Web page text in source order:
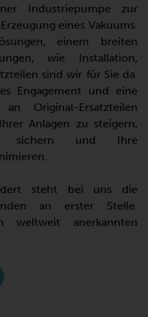
Industriepumpe zur
eines Vakuums.
einem breiten
wie Installation,
sind wir für Sie da.
Engagement und eine
Original-Ersatzteilen
Anlagen zu steigern,
sichern und Ihre
steht bei uns die
an erster Stelle.
weltweit anerkannten